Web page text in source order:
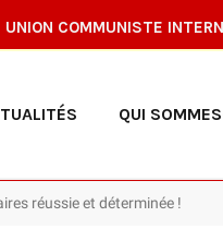
UNION COMMUNISTE
QUI
réussie et déterminée !